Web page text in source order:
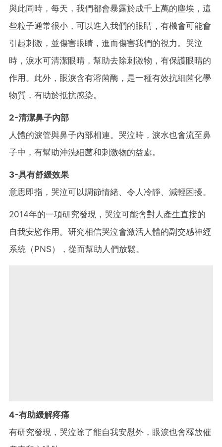
與此同時，每天，我們都會暴露於成千上萬的塵埃，這
些粒子通常很小，可以進入我們的眼睛，有機會可能會
引起刺激，並傷害眼睛，進而傷害我們的視力。哭泣
時，淚水可清潔眼晴，幫助去除刺激物，有保護眼睛的
作用。此外，眼淚含有溶菌酶，是一種有效抗細菌化學
物質，有助於抵抗感染。
2-清潔鼻子內部
人體的淚管與鼻子內部相連。哭泣時，淚水也會流至鼻
子中，有幫助沖洗細菌和刺激物的益處。
3-具有舒緩效果
意思即指，哭泣可以調節情緒、令人冷靜、減輕困擾。
2014年的一項研究發現，哭泣可能會對人產生直接的
自我安慰作用。研究相信哭泣會激活人體的副交感神經
系統（PNS），從而幫助人們放鬆。
4-有助緩解疼痛
有研究發現，哭泣除了能自我安慰外，眼淚也會釋放催